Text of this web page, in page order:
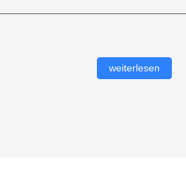
weiterlesen